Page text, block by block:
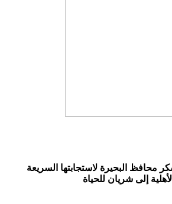
محافظ البحيرة لاستجابتها السريعة
إلى شريان للحياة